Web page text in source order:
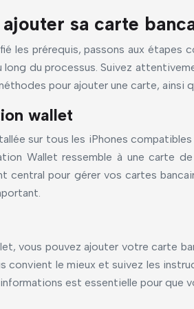
sa carte
les prérequis, passons aux
du processus. Suivez
pour ajouter une carte, ainsi
wallet
sur tous les iPhones
Wallet ressemble à une carte
central pour gérer vos cartes
vous pouvez ajouter votre carte
convient le mieux et suivez les
est essentielle pour que